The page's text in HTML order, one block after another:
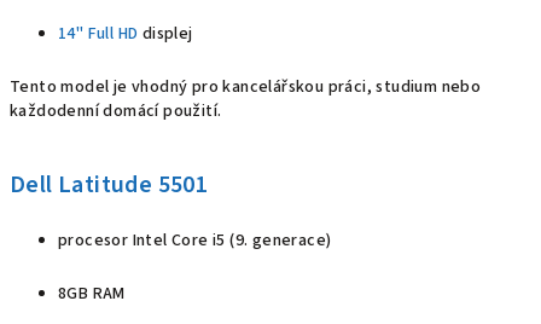
14" Full HD displej
Tento model je vhodný pro kancelářskou práci, studium nebo
každodenní domácí použití.
Dell Latitude 5501
procesor Intel Core i5 (9. generace)
8GB RAM